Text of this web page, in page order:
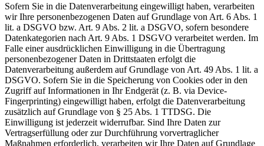
Sofern Sie in die Datenverarbeitung eingewilligt haben, verarbeiten
wir Ihre personenbezogenen Daten auf Grundlage von Art. 6 Abs. 1
lit. a DSGVO bzw. Art. 9 Abs. 2 lit. a DSGVO, sofern besondere
Datenkategorien nach Art. 9 Abs. 1 DSGVO verarbeitet werden. Im
Falle einer ausdrücklichen Einwilligung in die Übertragung
personenbezogener Daten in Drittstaaten erfolgt die
Datenverarbeitung außerdem auf Grundlage von Art. 49 Abs. 1 lit. a
DSGVO. Sofern Sie in die Speicherung von Cookies oder in den
Zugriff auf Informationen in Ihr Endgerät (z. B. via Device-
Fingerprinting) eingewilligt haben, erfolgt die Datenverarbeitung
zusätzlich auf Grundlage von § 25 Abs. 1 TTDSG. Die
Einwilligung ist jederzeit widerrufbar. Sind Ihre Daten zur
Vertragserfüllung oder zur Durchführung vorvertraglicher
Maßnahmen erforderlich, verarbeiten wir Ihre Daten auf Grundlage